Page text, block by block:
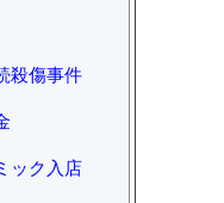
殺傷事件
ック入店